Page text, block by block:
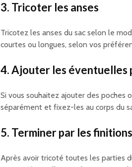
3. Tricoter les anses
Tricotez les anses du sac selon le
courtes ou longues, selon vos
4. Ajouter les éventuelles
Si vous souhaitez ajouter des
séparément et fixez-les au corps du
5. Terminer par les finitions
Après avoir tricoté toutes les parties